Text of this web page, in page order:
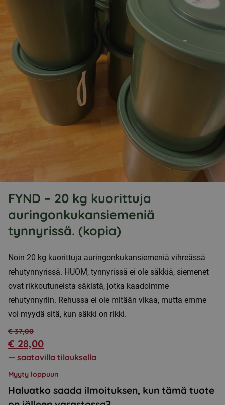
FYND – 20 kg kuorittuja
auringonkukansiemeniä
tynnyrissä. (kopia)
Noin 20 kg kuorittuja auringonkukansiemeniä vihreässä
rehutynnyrissä. HUOM, tynnyrissä ei ole säkkiä, siemenet
ovat rikkoutuneista säkistä, jotka kaadoimme
rehutynnyriin. Rehussa ei ole mitään vikaa, mutta emme
voi myydä sitä, kun säkki on rikki.
€37,00
Alkuperäinen
oli:
€ 37,00.
€ 28,00
Nykyinen
on:
€ 28,00.
— saatavilla tilauksella
Myyty loppuun
Haluatko saada ilmoituksen, kun tämä tuote